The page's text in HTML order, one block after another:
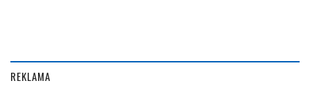
REKLAMA